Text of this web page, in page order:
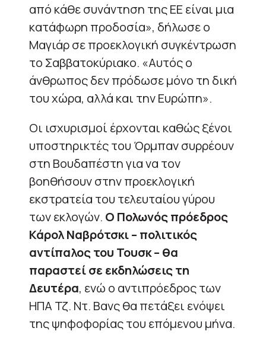
από κάθε συνάντηση της ΕΕ είναι μια
κατάφωρη προδοσία», δήλωσε ο
Μαγιάρ σε προεκλογική συγκέντρωση
το Σαββατοκύριακο. «Αυτός ο
άνθρωπος δεν πρόδωσε μόνο τη δική
του χώρα, αλλά και την Ευρώπη».
Οι ισχυρισμοί έρχονται καθώς ξένοι
υποστηρικτές του Όρμπαν συρρέουν
στη Βουδαπέστη για να τον
βοηθήσουν στην προεκλογική
εκστρατεία του τελευταίου γύρου
των εκλογών. Ο Πολωνός πρόεδρος
Κάρολ Ναβρότσκι – πολιτικός
αντίπαλος του Τουσκ – θα
παραστεί σε εκδηλώσεις τη
Δευτέρα, ενώ ο αντιπρόεδρος των
ΗΠΑ Τζ. Ντ. Βανς θα πετάξει ενόψει
της ψηφοφορίας του επόμενου μήνα.